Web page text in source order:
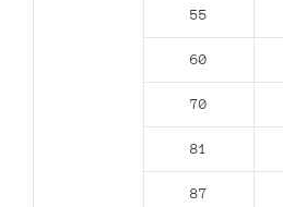
55
60
70
81
87